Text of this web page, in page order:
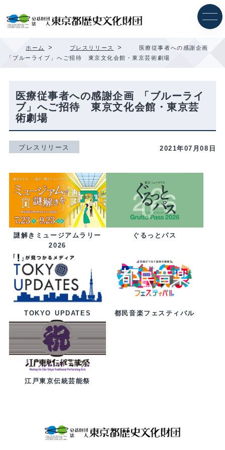
ホーム > プレスリリース >
医療従事者への感謝企画
「ブルーライブ」へご招待 東京文化会館・東京芸術劇場
医療従事者への感謝企画 「ブルーライ
ブ」へご招待 東京文化会館・東京芸
術劇場
プレスリリース 2021年07月08日
謎解きミュージアムラリー
2026
ぐるっとパス
TOKYO UPDATES 都民音楽フェスティバル
江戸東京伝統芸能祭